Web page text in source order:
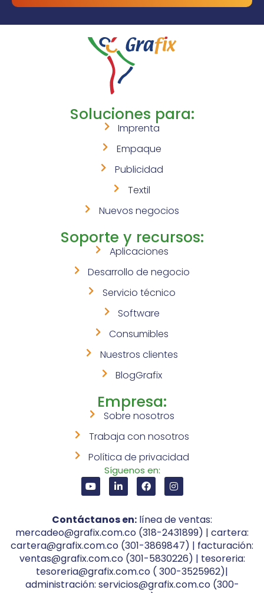
Soluciones para:
Imprenta
Empaque
Publicidad
Textil
Nuevos negocios
Soporte y recursos:
Aplicaciones
Desarrollo de negocio
Servicio técnico
Software
Consumibles
Nuestros clientes
BlogGrafix
Empresa:
Sobre nosotros
Trabaja con nosotros
Política de privacidad
Síguenos en:
Contáctanos en: línea de ventas:
mercadeo@grafix.com.co (318-2431899) | cartera:
cartera@grafix.com.co (301-3869847) | facturación:
ventas@grafix.com.co (301-5830226) | tesoreria:
tesoreria@grafix.com.co ( 300-3525962)|
administración: servicios@grafix.com.co (300-